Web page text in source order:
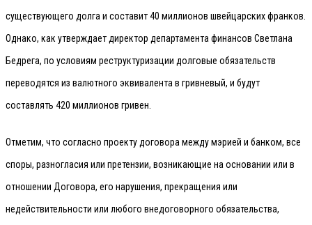
существующего долга и составит 40 миллионов швейцарских франков.
Однако, как утверждает директор департамента финансов Светлана
Бедрега, по условиям реструктуризации долговые обязательств
переводятся из валютного эквивалента в гривневый, и будут
составлять 420 миллионов гривен.
Отметим, что согласно проекту договора между мэрией и банком, все
споры, разногласия или претензии, возникающие на основании или в
отношении Договора, его нарушения, прекращения или
недействительности или любого внедоговорного обязательства,